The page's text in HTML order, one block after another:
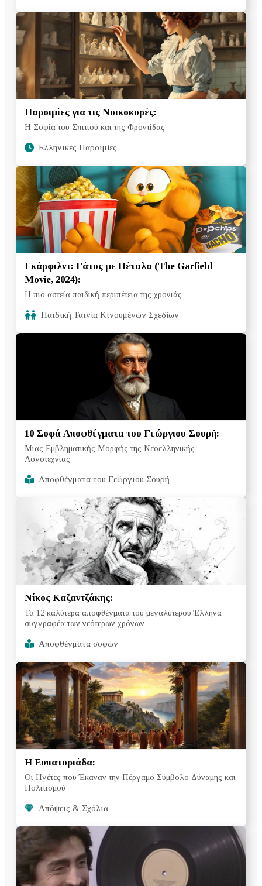
Παροιμίες για τις Νοικοκυρές:
Η Σοφία του Σπιτιού και της Φροντίδας
Ελληνικές Παροιμίες
Γκάρφιλντ: Γάτος με Πέταλα (The Garfield
Movie, 2024):
Η πιο αστεία παιδική περιπέτεια της χρονιάς
Παιδική Ταινία Κινουμένων Σχεδίων
10 Σοφά Αποφθέγματα του Γεώργιου Σουρή:
Μιας Εμβληματικής Μορφής της Νεοελληνικής
Λογοτεχνίας
Αποφθέγματα του Γεώργιου Σουρή
Νίκος Καζαντζάκης:
Τα 12 καλύτερα αποφθέγματα του μεγαλύτερου Έλληνα
συγγραφέα των νεότερων χρόνων
Αποφθέγματα σοφών
Η Ευπατοριάδα:
Οι Ηγέτες που Έκαναν την Πέργαμο Σύμβολο Δύναμης και
Πολιτισμού
Απόψεις & Σχόλια